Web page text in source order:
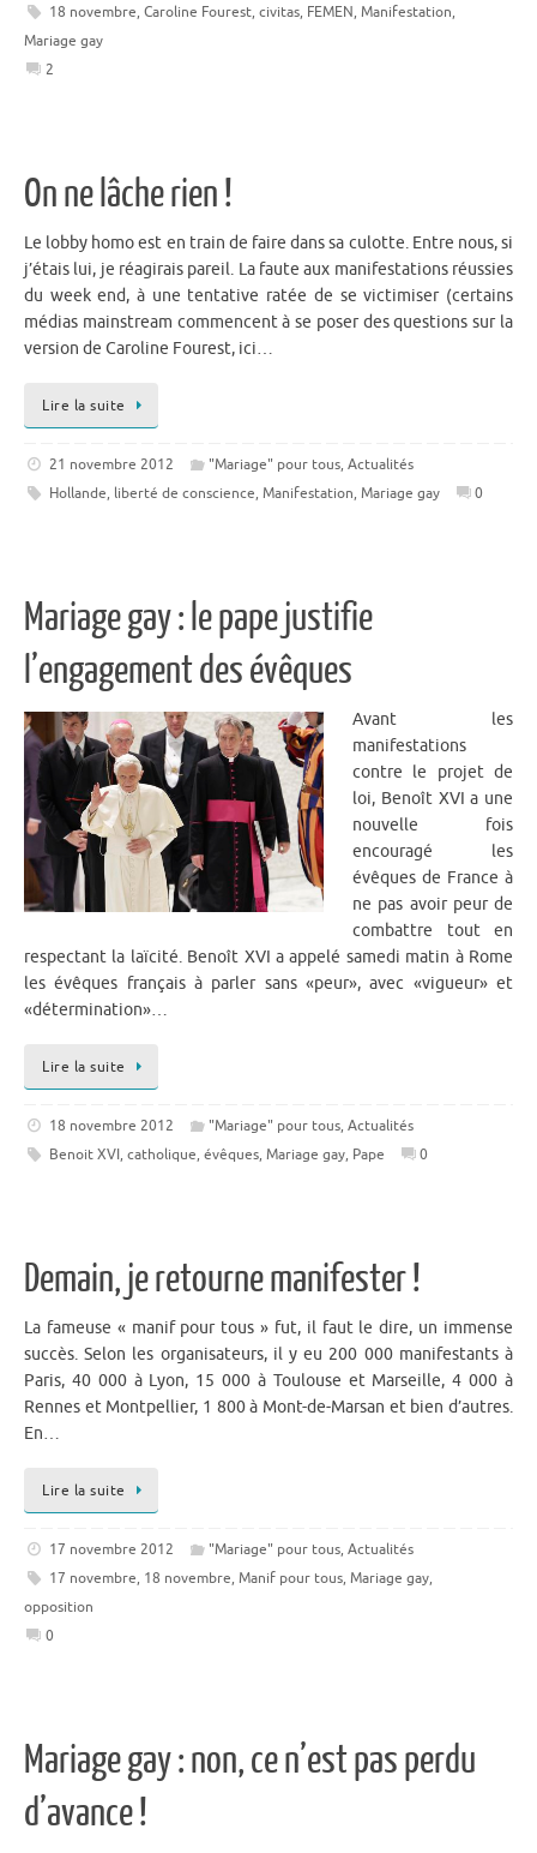
18 novembre, Caroline Fourest, civitas, FEMEN, Manifestation,
Mariage gay
2
On ne lâche rien !
Le lobby homo est en train de faire dans sa culotte. Entre nous, si
j’étais lui, je réagirais pareil. La faute aux manifestations réussies
du week end, à une tentative ratée de se victimiser (certains
médias mainstream commencent à se poser des questions sur la
version de Caroline Fourest, ici…
Lire la suite
21 novembre 2012 "Mariage" pour tous,Actualités
Hollande, liberté de conscience, Manifestation, Mariage gay 0
Mariage gay : le pape justifie
l’engagement des évêques
Avant les
manifestations
contre le projet de
loi, Benoît XVI a une
nouvelle fois
encouragé les
évêques de France à
ne pas avoir peur de
combattre tout en
respectant la laïcité. Benoît XVI a appelé samedi matin à Rome
les évêques français à parler sans «peur», avec «vigueur» et
«détermination»…
Lire la suite
18 novembre 2012 "Mariage" pour tous,Actualités
Benoit XVI, catholique, évêques, Mariage gay, Pape 0
Demain, je retourne manifester !
La fameuse « manif pour tous » fut, il faut le dire, un immense
succès. Selon les organisateurs, il y eu 200 000 manifestants à
Paris, 40 000 à Lyon, 15 000 à Toulouse et Marseille, 4 000 à
Rennes et Montpellier, 1 800 à Mont-de-Marsan et bien d’autres.
En…
Lire la suite
17 novembre 2012 "Mariage" pour tous,Actualités
17 novembre, 18 novembre, Manif pour tous, Mariage gay,
opposition
0
Mariage gay : non, ce n’est pas perdu
d’avance !